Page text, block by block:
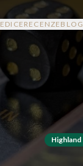
EDICE RECENZE BLOG
Highland